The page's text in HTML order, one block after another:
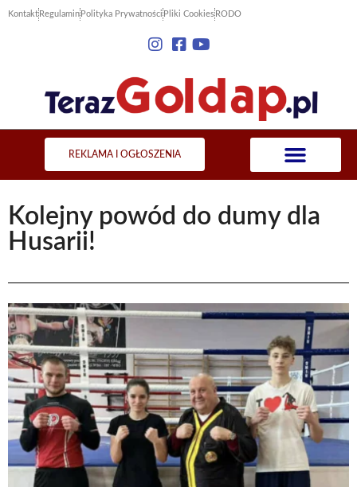
Kontakt Regulamin Polityka Prywatności Pliki Cookies RODO
REKLAMA I OGŁOSZENIA
Kolejny powód do dumy dla
Husarii!